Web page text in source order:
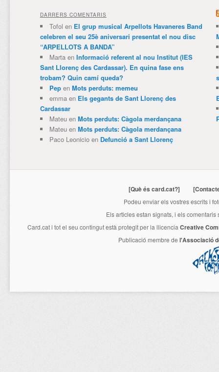
DARRERS COMENTARIS
Tofol en El grup musical Arpellots Havaneres Band
celebren el seu 25è aniversari presentat el nou disc
“ARPELLOTS A BANDA”
Martaen Informació referent al nou Institut (IES
Sant Llorenç des Cardassar). En quina fase ens
trobam? Quin camí queda?
Pepen Mots perduts: memeu
emmaen Els gegants de Sant Llorenç des
Cardassar
Mateuen Mots perduts: Càgola merdançana
Mateuen Mots perduts: Càgola merdançana
Paco Leonicioen Defunció a Sant Llorenç
[Què és card.cat?]
Podeu enviar els vostres escrits i
Els articles estan signats, i els
Card.cati tot el seu contingut està protegit per la llicencia Creative
Publicació membre de l'Associació